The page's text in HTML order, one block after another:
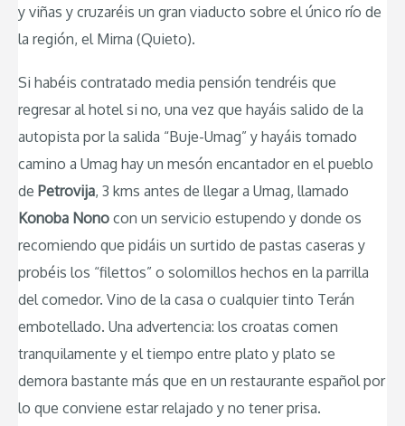
y viñas y cruzaréis un gran viaducto sobre el único río de
la región, el Mirna (Quieto).
Si habéis contratado media pensión tendréis que
regresar al hotel si no, una vez que hayáis salido de la
autopista por la salida “Buje-Umag” y hayáis tomado
camino a Umag hay un mesón encantador en el pueblo
de Petrovija, 3 kms antes de llegar a Umag, llamado
Konoba Nono con un servicio estupendo y donde os
recomiendo que pidáis un surtido de pastas caseras y
probéis los “filettos” o solomillos hechos en la parrilla
del comedor. Vino de la casa o cualquier tinto Terán
embotellado. Una advertencia: los croatas comen
tranquilamente y el tiempo entre plato y plato se
demora bastante más que en un restaurante español por
lo que conviene estar relajado y no tener prisa.